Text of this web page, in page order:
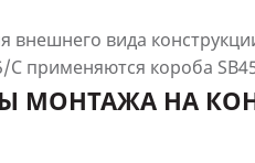
внешнего вида
C применяются короба
МОНТАЖА НА